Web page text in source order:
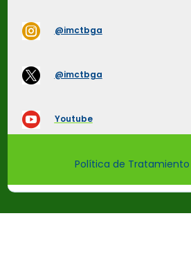
 @imctbga
 @imctbga
 Youtube
Política de